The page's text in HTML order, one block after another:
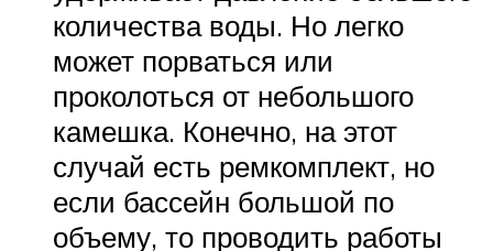
количества воды. Но легко
может порваться или
проколоться от небольшого
камешка. Конечно, на этот
случай есть ремкомплект, но
если бассейн большой по
объему, то проводить работы